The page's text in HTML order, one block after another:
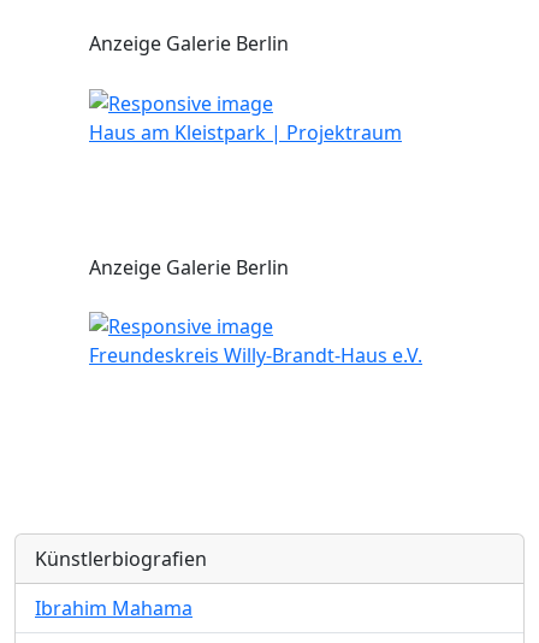
Anzeige Galerie Berlin
Haus am Kleistpark | Projektraum
Anzeige Galerie Berlin
Freundeskreis Willy-Brandt-Haus e.V.
Künstlerbiografien
Ibrahim Mahama